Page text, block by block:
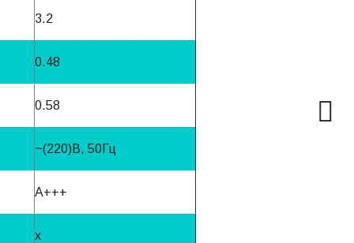
3.2
0.48
0.58
~(220)B, 50Гц
A+++
x